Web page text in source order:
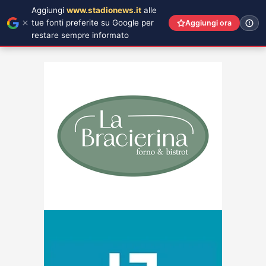
Aggiungi www.stadionews.it alle
tue fonti preferite su Google per
restare sempre informato
Aggiungi ora